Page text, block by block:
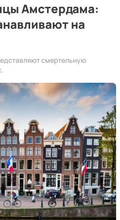
Амстердама:
на
смертельную